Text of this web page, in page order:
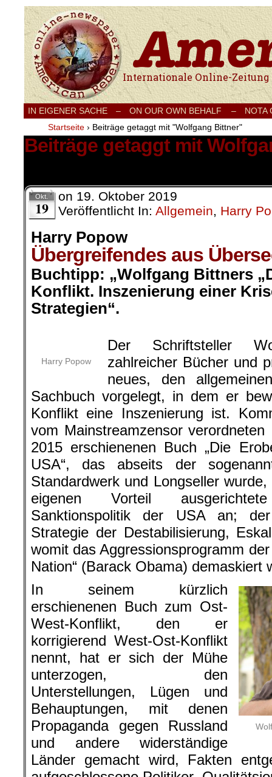
Internationale Onlinezeitung für Frieden,
IN EIGENER SACHE – ON OUR OWN BEHALF –
NOTA
Startseite › Beiträge getaggt mit "Wolfgang Bittner"
Beiträge getaggt mit
Okt.
19
on 19. Oktober 2019
Veröffentlicht In: Allgemein, Harry
Harry Popow
Übergreifendes aus
Buchtipp: „Wolfgang Bittners
Konflikt. Inszenierung einer
Strategien“.
Harry Popow
Der Schriftsteller
zahlreicher Bücher und
neues, den
Sachbuch vorgelegt, in dem er
Konflikt eine Inszenierung ist.
vom Mainstreamzensor
2015 erschienenen Buch „Die
USA“, das abseits der
Standardwerk und Longseller
eigenen Vorteil
Sanktionspolitik der USA an;
Strategie der Destabilisierung,
womit das Aggressionsprogramm
Nation“ (Barack Obama) demaskiert
In seinem kürzlich
erschienenen Buch zum Ost-
West-Konflikt, den er
korrigierend West-Ost-Konflikt
nennt, hat er sich der Mühe
unterzogen, den
Unterstellungen, Lügen und
Behauptungen, mit denen
Propaganda gegen Russland
und andere widerständige
Länder gemacht wird, Fakten